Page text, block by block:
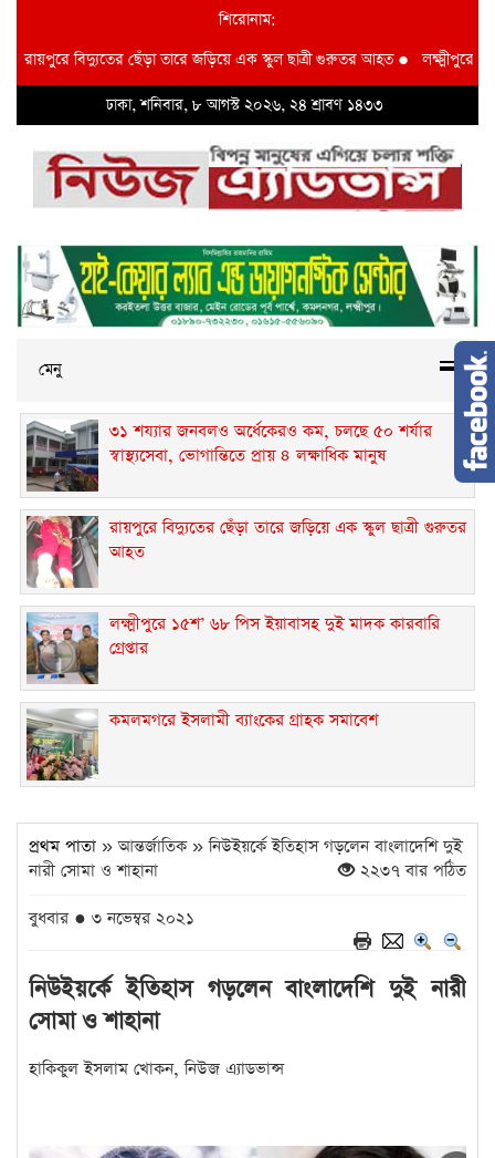
শিরোনাম:
বিদ্যুতের ছেঁড়া তারে জড়িয়ে এক স্কুল ছাত্রী গুরুতর আহত●লক্ষ্মীপুরে ১৫শ’
ঢাকা, শনিবার, ৮ আগস্ট ২০২৬, ২৪ শ্রাবণ ১৪৩৩
মেনু
৩১ শয্যার জনবলও অর্ধেকেরও কম, চলছে ৫০ শর্যার
স্বাস্থ্যসেবা, ভোগান্তিতে প্রায় ৪ লক্ষাধিক মানুষ ‎
রায়পুরে বিদ্যুতের ছেঁড়া তারে জড়িয়ে এক স্কুল ছাত্রী গুরুতর
আহত
লক্ষ্মীপুরে ১৫শ’ ৬৮ পিস ইয়াবাসহ দুই মাদক কারবারি
গ্রেপ্তার
কমলমগরে ইসলামী ব্যাংকের গ্রাহক সমাবেশ ‎
প্রথম পাতা » আন্তর্জাতিক » নিউইয়র্কে ইতিহাস গড়লেন বাংলাদেশি দুই
নারী সোমা ও শাহানা
২২৩৭ বার পঠিত
বুধবার ● ৩ নভেম্বর ২০২১
নিউইয়র্কে ইতিহাস গড়লেন বাংলাদেশি দুই নারী
সোমা ও শাহানা
হাকিকুল ইসলাম খোকন,নিউজ এ্যাডভান্স